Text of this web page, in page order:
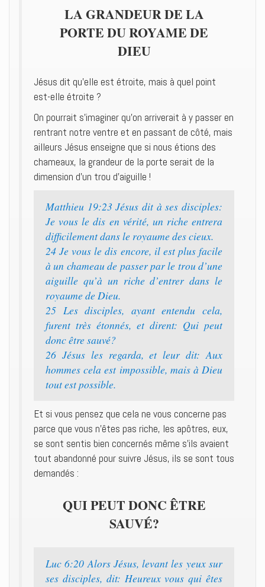
LA GRANDEUR DE LA
PORTE DU ROYAME DE
DIEU
Jésus dit qu’elle est étroite, mais à quel point
est-elle étroite ?
On pourrait s’imaginer qu’on arriverait à y passer en
rentrant notre ventre et en passant de côté, mais
ailleurs Jésus enseigne que si nous étions des
chameaux, la grandeur de la porte serait de la
dimension d’un trou d’aiguille !
Matthieu 19:23 Jésus dit à ses disciples:
Je vous le dis en vérité, un riche entrera
difficilement dans le royaume des cieux.
24 Je vous le dis encore, il est plus facile
à un chameau de passer par le trou d’une
aiguille qu’à un riche d’entrer dans le
royaume de Dieu.
25 Les disciples, ayant entendu cela,
furent très étonnés, et dirent: Qui peut
donc être sauvé?
26 Jésus les regarda, et leur dit: Aux
hommes cela est impossible, mais à Dieu
tout est possible.
Et si vous pensez que cela ne vous concerne pas
parce que vous n’êtes pas riche, les apôtres, eux,
se sont sentis bien concernés même s’ils avaient
tout abandonné pour suivre Jésus, ils se sont tous
demandés :
QUI PEUT DONC ÊTRE
SAUVÉ?
Luc 6:20 Alors Jésus, levant les yeux sur
ses disciples, dit: Heureux vous qui êtes